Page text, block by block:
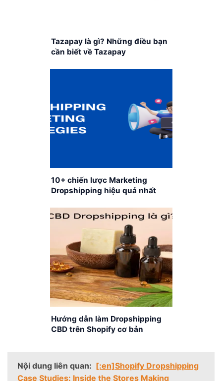
Tazapay là gì? Những điều bạn
cần biết về Tazapay
10+ chiến lược Marketing
Dropshipping hiệu quả nhất
Hướng dẫn làm Dropshipping
CBD trên Shopify cơ bản
Nội dung liên quan: [:en]Shopify Dropshipping
Case Studies: Inside the Stores Making